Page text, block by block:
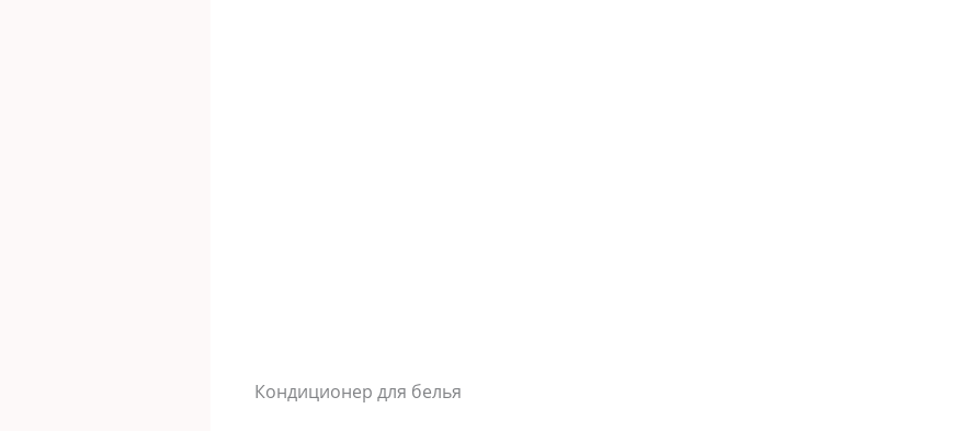
Кондиционер для белья